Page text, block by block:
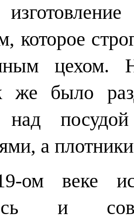
которое
цехом.
же было
над
а
веке
и